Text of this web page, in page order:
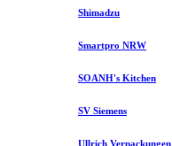
Shimadzu
Smartpro NRW
SOANH's Kitchen
SV Siemens
Ullrich Verpackungen